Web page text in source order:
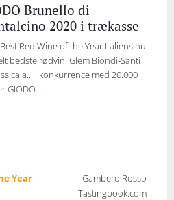
Brunello di
2020 i trækasse
Red Wine of the Year Italiens nu
bedste rødvin! Glem Biondi-Santi
I konkurrence med 20.000
GIODO...
Year
Gambero Rosso
Tastingbook.com